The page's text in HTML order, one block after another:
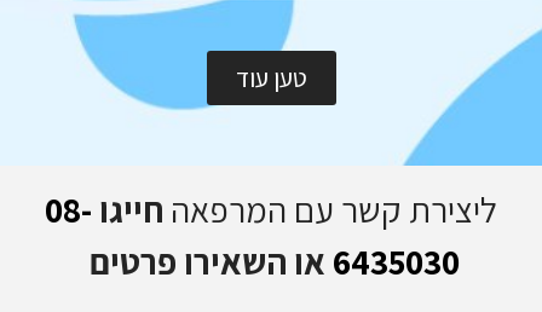
טען עוד
ליצירת קשר עם המרפאה חייגו 08-
6435030 או השאירו פרטים